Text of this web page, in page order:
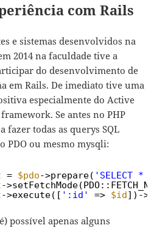
com Rails
e sistemas desenvolvidos na
2014 na faculdade tive a
do desenvolvimento de
em Rails. De imediato tive uma
especialmente do Active
Se antes no PHP
fazer todas as querys SQL
PDO ou mesmo mysqli:
= $pdo->prepare( 'SELECT *
-
->execute([ ':id' => $id])-
possível apenas alguns